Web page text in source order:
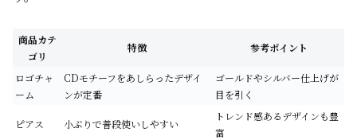
商品カテ
ゴリ
特徴 参考ポイント
ロゴチャ
ーム
CDモチーフをあしらったデザイ
ンが定番
ゴールドやシルバー仕上げが
目を引く
ピアス 小ぶりで普段使いしやすい
トレンド感あるデザインも豊
富